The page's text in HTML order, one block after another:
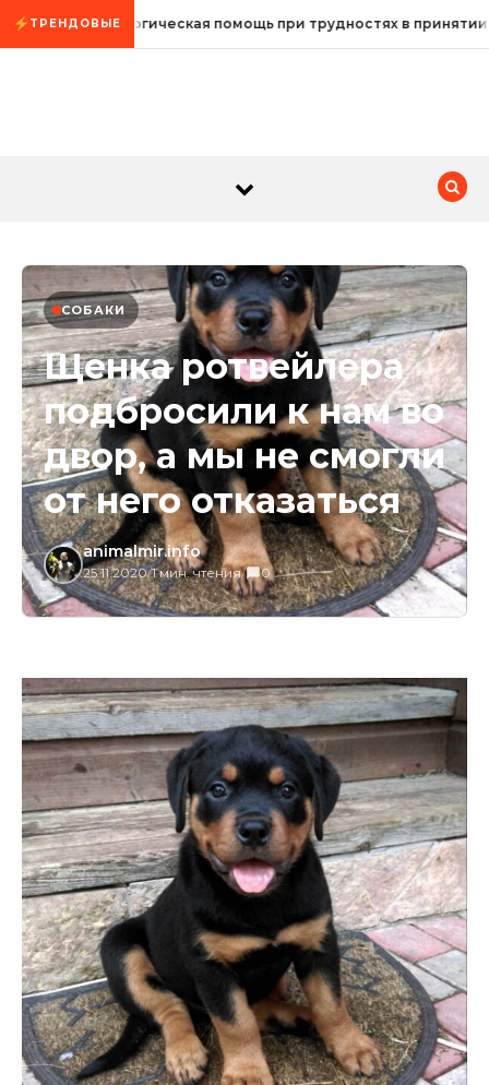
Промотать к содержимому
ТРЕНДОВЫЕ
Психологическая помощь при трудностях в принятии
СОБАКИ
Щенка ротвейлера
подбросили к нам во
двор, а мы не смогли
от него отказаться
animalmir.info
25.11.2020/1 мин. чтения/ 0